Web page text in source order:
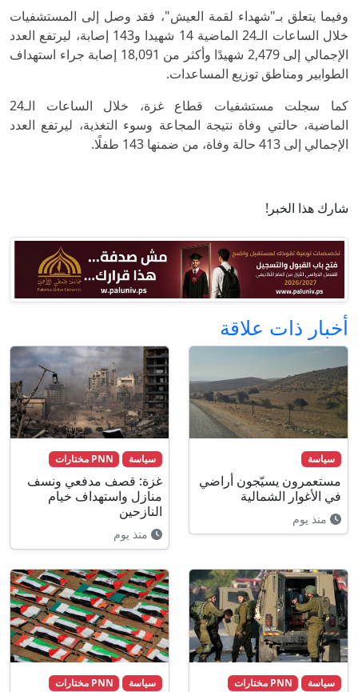
وفيما يتعلق بـ"شهداء لقمة العيش"، فقد وصل إلى المستشفيات
خلال الساعات الـ24 الماضية 14 شهيدا و143 إصابة، ليرتفع العدد
الإجمالي إلى 2,479 شهيدًا وأكثر من 18,091 إصابة جراء استهداف
الطوابير ومناطق توزيع المساعدات.
كما سجلت مستشفيات قطاع غزة، خلال الساعات الـ24
الماضية، حالتي وفاة نتيجة المجاعة وسوء التغذية، ليرتفع العدد
الإجمالي إلى 413 حالة وفاة، من ضمنها 143 طفلًا.
شارك هذا الخبر!
أخبار ذات علاقة
سياسة
مستعمرون يسيّجون أراضي
في الأغوار الشمالية
منذ يوم
سياسة PNN مختارات
غزة: قصف مدفعي ونسف
منازل واستهداف خيام
النازحين
منذ يوم
سياسة PNN مختارات سياسة PNN مختارات